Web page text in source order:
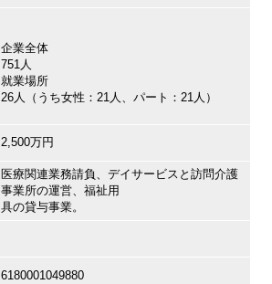
企業全体
751人
就業場所
26人（うち女性：21人、パート：21人）
2,500万円
医療関連業務請負、デイサービスと訪問介護
事業所の運営、福祉用
具の貸与事業。
6180001049880